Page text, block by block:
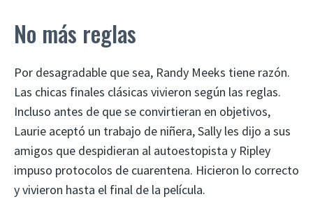
No más reglas
Por desagradable que sea, Randy Meeks tiene razón.
Las chicas finales clásicas vivieron según las reglas.
Incluso antes de que se convirtieran en objetivos,
Laurie aceptó un trabajo de niñera, Sally les dijo a sus
amigos que despidieran al autoestopista y Ripley
impuso protocolos de cuarentena. Hicieron lo correcto
y vivieron hasta el final de la película.